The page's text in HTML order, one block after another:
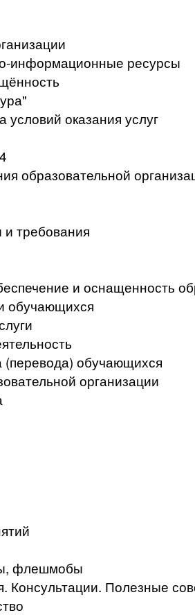
информационные ресурсы
условий оказания услуг
образовательной
требования
и оснащенность
обучающихся
обучающихся
организации
флешмобы
Консультации. Полезные